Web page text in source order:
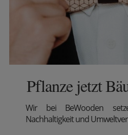
Pflanze jetzt
Wir bei BeWooden
Nachhaltigkeit und